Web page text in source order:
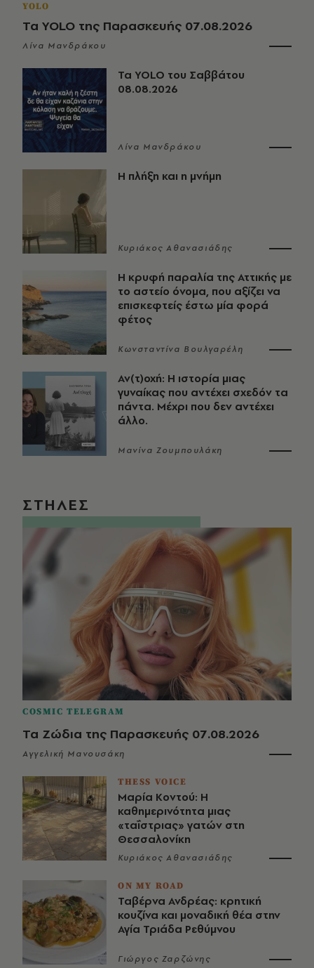
YOLO
Τα YOLO της Παρασκευής 07.08.2026
Λίνα Μανδράκου
Τα YOLO του Σαββάτου
08.08.2026
Λίνα Μανδράκου
Η πλήξη και η μνήμη
Κυριάκος Αθανασιάδης
Η κρυφή παραλία της Αττικής με
το αστείο όνομα, που αξίζει να
επισκεφτείς έστω μία φορά
φέτος
Κωνσταντίνα Βουλγαρέλη
Αν(τ)οχή: Η ιστορία μιας
γυναίκας που αντέχει σχεδόν τα
πάντα. Μέχρι που δεν αντέχει
άλλο.
Μανίνα Ζουμπουλάκη
ΣΤΗΛΕΣ
COSMIC TELEGRAM
Τα Ζώδια της Παρασκευής 07.08.2026
Αγγελική Μανουσάκη
THESS VOICE
Μαρία Κοντού: Η
καθημερινότητα μιας
«ταΐστριας» γατών στη
Θεσσαλονίκη
Κυριάκος Αθανασιάδης
ON MY ROAD
Ταβέρνα Ανδρέας: κρητική
κουζίνα και μοναδική θέα στην
Αγία Τριάδα Ρεθύμνου
Γιώργος Ζαρζώνης